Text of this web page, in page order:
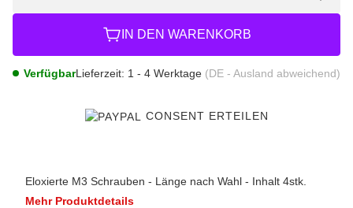
IN DEN WARENKORB
VerfügbarLieferzeit: 1 - 4 Werktage (DE - Ausland abweichend)
CONSENT ERTEILEN
Eloxierte M3 Schrauben - Länge nach Wahl - Inhalt 4stk.
Mehr Produktdetails